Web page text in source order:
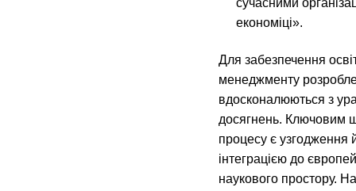
сучасними
економіці».
Для забезпечення
менеджменту
вдосконалюються з
досягнень. Ключовим
процесу є узгодження
інтеграцією до
наукового простору.